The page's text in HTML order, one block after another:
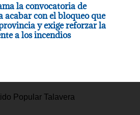
la convocatoria de
acabar con el bloqueo que
y exige reforzar la
a los incendios